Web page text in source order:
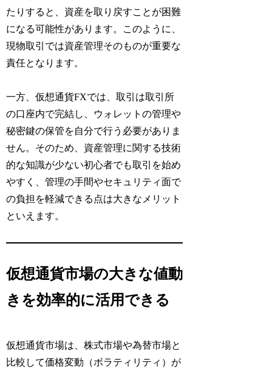
たりすると、資産を取り戻すことが困難
になる可能性があります。このように、
現物取引では資産管理そのものが重要な
責任となります。
一方、仮想通貨FXでは、取引は取引所
の口座内で完結し、ウォレットの管理や
秘密鍵の保管を自分で行う必要がありま
せん。そのため、資産管理に関する技術
的な知識が少ない初心者でも取引を始め
やすく、管理の手間やセキュリティ面で
の負担を軽減できる点は大きなメリット
といえます。
仮想通貨市場の大きな値動
きを効率的に活用できる
仮想通貨市場は、株式市場や為替市場と
比較して価格変動（ボラティリティ）が